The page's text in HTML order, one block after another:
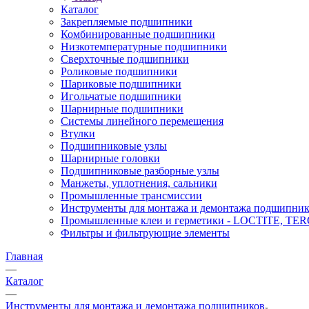
Каталог
Закрепляемые подшипники
Комбинированные подшипники
Низкотемпературные подшипники
Сверхточные подшипники
Роликовые подшипники
Шариковые подшипники
Игольчатые подшипники
Шарнирные подшипники
Системы линейного перемещения
Втулки
Подшипниковые узлы
Шарнирные головки
Подшипниковые разборные узлы
Манжеты, уплотнения, сальники
Промышленные трансмиссии
Инструменты для монтажа и демонтажа
Промышленные клеи и герметики - LOCTITE,
Фильтры и фильтрующие элементы
Главная
—
Каталог
—
Инструменты для монтажа и демонтажа подшипников